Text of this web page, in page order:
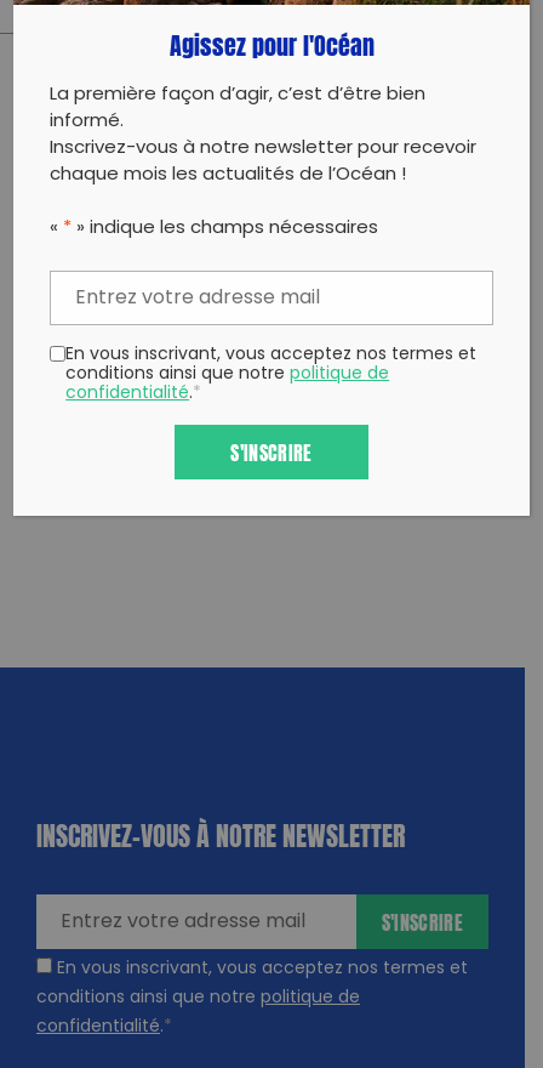
PARTAGER CET ARTICLE:
Partager sur Facebook
Partager sur
Twitter
Envoyer à
un ami
Copy to clipboard
INSCRIVEZ-VOUS À NOTRE NEWSLETTER
En vous inscrivant, vous acceptez nos termes et
conditions ainsi que notre politique de
confidentialité.*
S'INSCRIRE
Agissez pour l'Océan
La première façon d’agir, c’est d’être bien
informé.
Inscrivez-vous à notre newsletter pour recevoir
chaque mois les actualités de l’Océan !
« * » indique les champs nécessaires
En vous inscrivant, vous acceptez nos termes et
conditions ainsi que notrepolitique de
confidentialité.*
S'INSCRIRE